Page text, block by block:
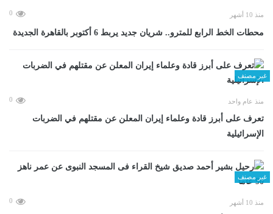
منذ 10 أشهر 0
محطات الخط الرابع للمترو.. شريان جديد يربط 6 أكتوبر بالقاهرة الجديدة
غير مصنف
منذ عام واحد 0
تعرف على أبرز قادة وعلماء إيران المعلن عن مقتلهم في الضربات
الإسرائيلية
غير مصنف
منذ 10 أشهر 0